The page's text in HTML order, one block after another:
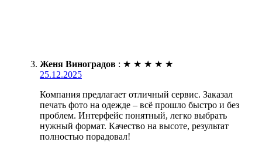
Женя Виноградов : ★ ★ ★ ★ ★
25.12.2025
Компания предлагает отличный сервис. Заказал
печать фото на одежде – всё прошло быстро и без
проблем. Интерфейс понятный, легко выбрать
нужный формат. Качество на высоте, результат
полностью порадовал!